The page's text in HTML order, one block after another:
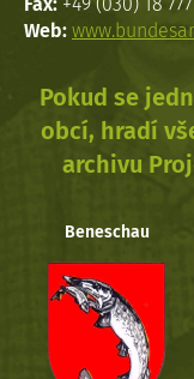
Web:
Pokud se
obcí, hradí
archivu
Beneschau